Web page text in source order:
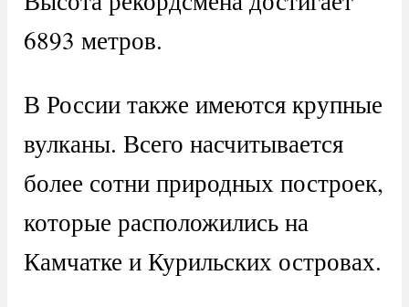
6893 метров.
В России также имеются крупные
вулканы. Всего насчитывается
более сотни природных построек,
которые расположились на
Камчатке и Курильских островах.